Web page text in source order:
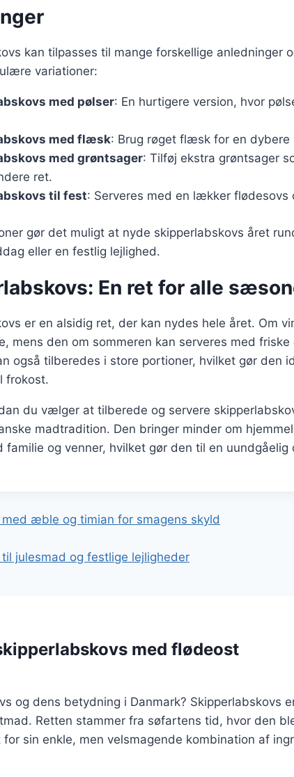
kan tilpasses til mange forskellige anledninger
variationer:
med pølser: En hurtigere version, hvor
med flæsk: Brug røget flæsk for en dybere
med grøntsager: Tilføj ekstra grøntsager
ret.
til fest: Serveres med en lækker flødesovs
gør det muligt at nyde skipperlabskovs året
eller en festlig lejlighed.
En ret for alle
er en alsidig ret, der kan nydes hele året. Om
mens den om sommeren kan serveres med friske
også tilberedes i store portioner, hvilket gør den
frokost.
du vælger at tilberede og servere
madtradition. Den bringer minder om
familie og venner, hvilket gør den til en uundgåelig
med æble og timian for smagens skyld
julesmad og festlige lejligheder
med flødeost
og dens betydning i Danmark? Skipperlabskovs
Retten stammer fra søfartens tid, hvor den
for sin enkle, men velsmagende kombination af